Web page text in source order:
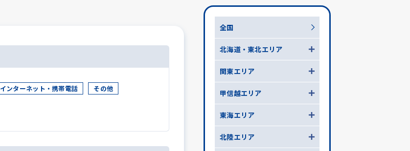
インターネット・携帯電話
その他
全国
北海道・東北エリア
関東エリア
甲信越エリア
東海エリア
北陸エリア